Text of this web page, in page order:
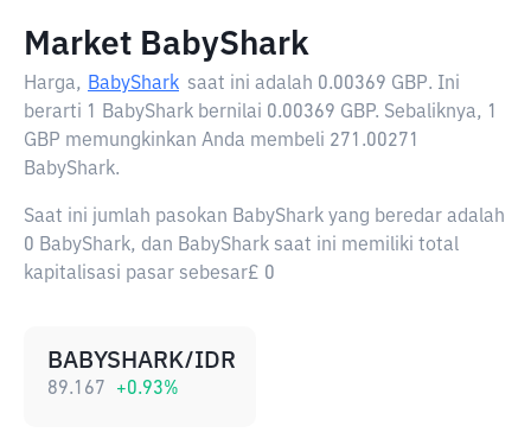
Market BabyShark
Harga, BabyShark saat ini adalah 0.00369 GBP. Ini
berarti 1 BabyShark bernilai 0.00369 GBP. Sebaliknya, 1
GBP memungkinkan Anda membeli 271.00271
BabyShark.
Saat ini jumlah pasokan BabyShark yang beredar adalah
0 BabyShark, dan BabyShark saat ini memiliki total
kapitalisasi pasar sebesar£ 0
BABYSHARK/IDR
89.167 +0.93%